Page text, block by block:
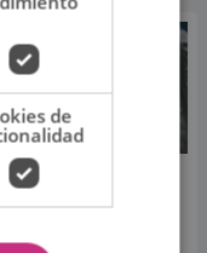
Pausini reveló cuál
éxitos es su
y sorprendió a
de